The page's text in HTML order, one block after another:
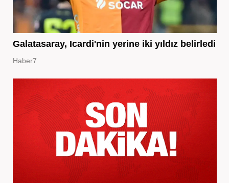
Galatasaray, Icardi'nin yerine iki yıldız belirledi
Haber7